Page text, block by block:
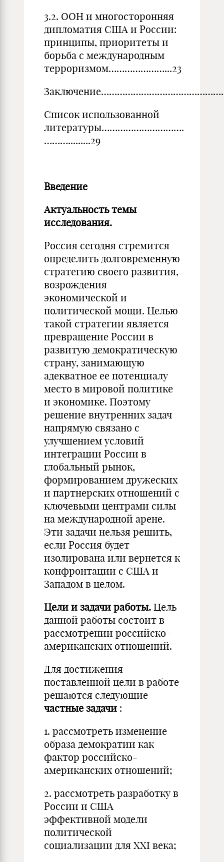
3.2. ООН и многосторонняя
дипломатия США и России:
принципы, приоритеты и
борьба с международным
терроризмом…………………...23
Список использованной
литературы………………………….
……….........29
Введение
Актуальность темы
исследования.
Россия сегодня стремится
определить долговременную
стратегию своего развития,
возрождения
экономической и
политической мощи. Целью
такой стратегии является
превращение России в
развитую демократическую
страну, занимающую
адекватное ее потенциалу
место в мировой политике
и экономике. Поэтому
решение внутренних задач
напрямую связано с
улучшением условий
интеграции России в
глобальный рынок,
формированием дружеских
и партнерских отношений с
ключевыми центрами силы
на международной арене.
Эти задачи нельзя решить,
если Россия будет
изолирована или вернется к
конфронтации с США и
Западом в целом.
Цели и задачи работы. Цель
данной работы состоит в
рассмотрении российско-
американских отношений.
Для достижения
поставленной цели в работе
решаются следующие
частные задачи :
1. рассмотреть изменение
образа демократии как
фактор российско-
американских отношений;
2. рассмотреть разработку в
России и США
эффективной модели
политической
социализации для XXI века;